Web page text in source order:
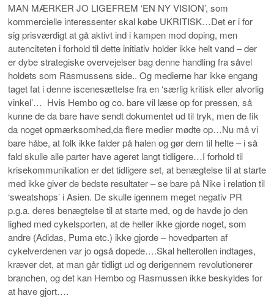
MAN MÆRKER JO LIGEFREM ‘EN NY VISION’, som
kommercielle interessenter skal købe UKRITISK…Det er i for
sig prisværdigt at gå aktivt ind i kampen mod doping, men
autenciteten i forhold til dette initiativ holder ikke helt vand – der
er dybe strategiske overvejelser bag denne handling fra såvel
holdets som Rasmussens side.. Og medierne har ikke engang
taget fat i denne iscenesættelse fra en ‘særlig kritisk eller alvorlig
vinkel’… Hvis Hembo og co. bare vil læse op for pressen, så
kunne de da bare have sendt dokumentet ud til tryk, men de fik
da noget opmærksomhed,da flere medier mødte op…Nu må vi
bare håbe, at folk ikke falder på halen og gør dem til helte – i så
fald skulle alle parter have ageret langt tidligere…I forhold til
krisekommunikation er det tidligere set, at benægtelse til at starte
med ikke giver de bedste resultater – se bare på Nike i relation til
‘sweatshops’ i Asien. De skulle igennem meget negativ PR
p.g.a. deres benægtelse til at starte med, og de havde jo den
lighed med cykelsporten, at de heller ikke gjorde noget, som
andre (Adidas, Puma etc.) ikke gjorde – hovedparten af
cykelverdenen var jo også dopede….Skal helterollen indtages,
kræver det, at man går tidligt ud og derigennem revolutionerer
branchen, og det kan Hembo og Rasmussen ikke beskyldes for
at have gjort….